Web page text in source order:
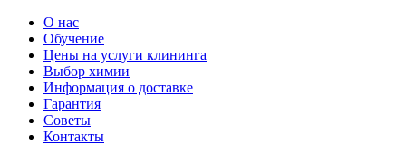
О нас
Обучение
Цены на услуги клининга
Выбор химии
Информация о доставке
Гарантия
Советы
Контакты